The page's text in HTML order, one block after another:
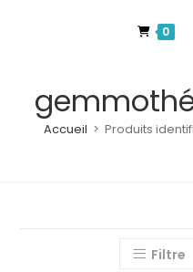
0
Accueil > Produits
Filtre